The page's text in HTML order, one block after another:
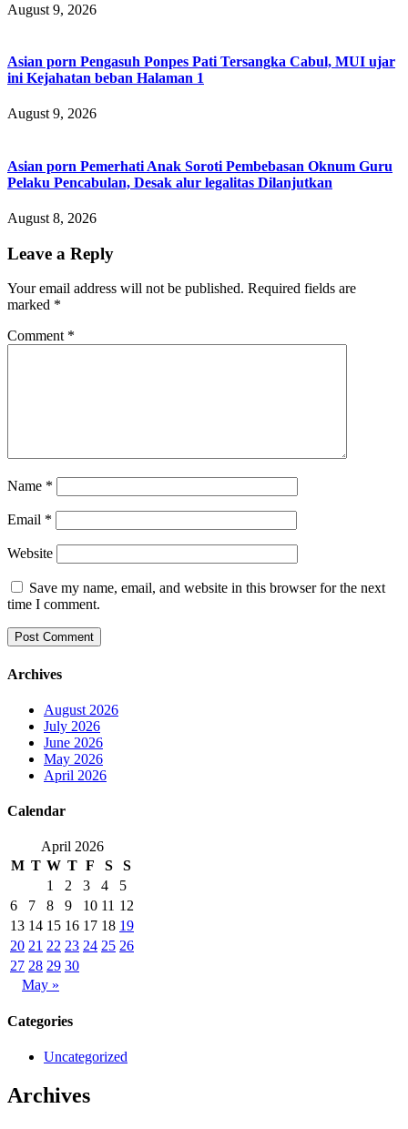
August 9, 2026
Asian porn Pengasuh Ponpes Pati Tersangka Cabul, MUI ujar
ini Kejahatan beban Halaman 1
August 9, 2026
Asian porn Pemerhati Anak Soroti Pembebasan Oknum Guru
Pelaku Pencabulan, Desak alur legalitas Dilanjutkan
August 8, 2026
Leave a Reply
Your email address will not be published. Required fields are
marked *
Comment *
Name *
Email *
Website
Save my name, email, and website in this browser for the next
time I comment.
Archives
August 2026
July 2026
June 2026
May 2026
April 2026
Calendar
April 2026
M T W T F S
S
1
2 3 4
5
6
7 8 9 10 11 12
13 14 15 16 17 18 19
20 21 22 23 24 25 26
27 28 29 30
May »
Categories
Uncategorized
Archives